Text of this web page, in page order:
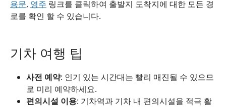
용문, 영주 링크를 클릭하여 출발지 도착지에 대한 모든 경
로를 확인 할 수 있습니다.
기차 여행 팁
사전 예약: 인기 있는 시간대는 빨리 매진될 수 있으므
로 미리 예약하세요.
편의시설 이용: 기차역과 기차 내 편의시설을 적극 활